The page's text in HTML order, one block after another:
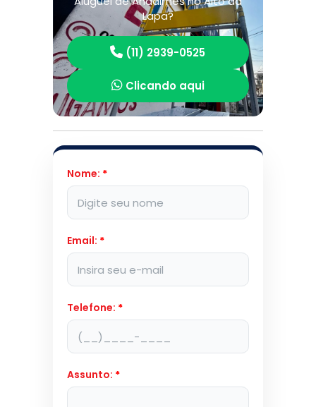
Lapa?
(11) 2939-0525
Clicando aqui
Nome: *
Email: *
Telefone: *
Assunto: *